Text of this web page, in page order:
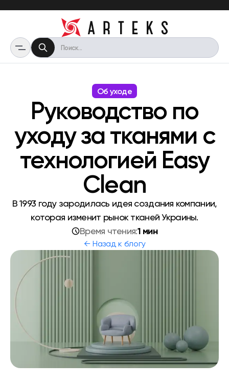
Об уходе
Руководство по
уходу за тканями с
технологией Easy
Clean
В 1993 году зародилась идея создания компании,
которая изменит рынок тканей Украины.
Время чтения:1 мин
← Назад к блогу